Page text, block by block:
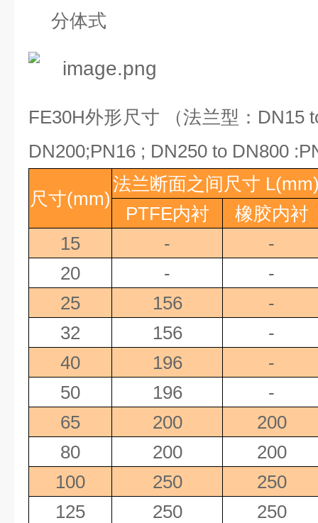
分体式
FE30H外形尺寸 （法兰型： DN15
DN200;PN16 ; DN250 to DN800
尺寸(mm)
法兰断面之间尺寸
PTFE内衬
橡胶内衬
15
-
-
20
-
-
25
156
-
32
156
-
40
196
-
50
196
-
65
200
200
80
200
200
100
250
250
125
250
250